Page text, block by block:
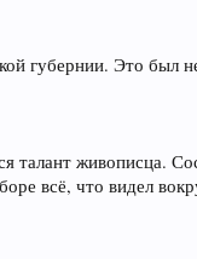
губернии. Это был
талант живописца.
всё, что видел